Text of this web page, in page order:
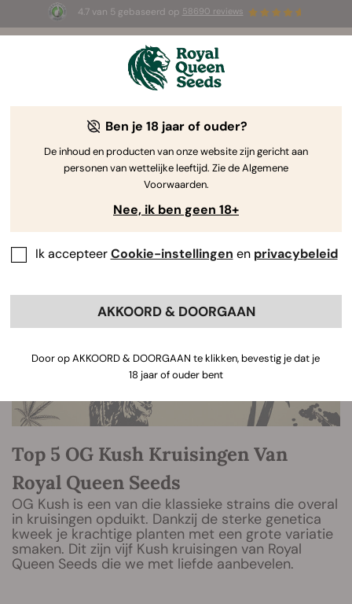
4.7 van 5 gebaseerd op 58690 reviews
1+1 GRATIS- Tijdelijke aanbieding
2d 9h 50s
The RQS Blog
Cannabis Lifestyle Blogs
Top 5 OG Kush Kruisingen Van
Royal Queen Seeds
OG Kush is een van die klassieke strains die overal
in kruisingen opduikt. Dankzij de sterke genetica
kweek je krachtige planten met een grote variatie
smaken. Dit zijn vijf Kush kruisingen van Royal
Queen Seeds die we met liefde aanbevelen.
Ben je 18 jaar of ouder?
De inhoud en producten van onze website zijn gericht aan
personen van wettelijke leeftijd. Zie de Algemene
Voorwaarden.
Nee, ik ben geen 18+
Ik accepteerCookie-instellingen en privacybeleid
AKKOORD & DOORGAAN
Door op AKKOORD & DOORGAAN te klikken, bevestig je dat je
18 jaar of ouder bent